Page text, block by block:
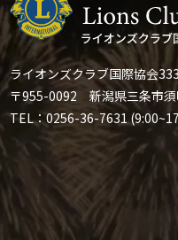
ライオンズクラブ国際協会
〒955-0092 新潟県三条市須
TEL：0256-36-7631